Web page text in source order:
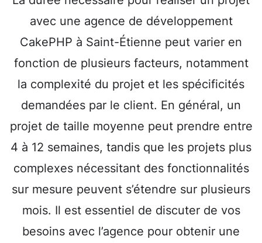
avec une agence de développement
CakePHP à Saint-Étienne peut varier en
fonction de plusieurs facteurs, notamment
la complexité du projet et les spécificités
demandées par le client. En général, un
projet de taille moyenne peut prendre entre
4 à 12 semaines, tandis que les projets plus
complexes nécessitant des fonctionnalités
sur mesure peuvent s’étendre sur plusieurs
mois. Il est essentiel de discuter de vos
besoins avec l’agence pour obtenir une